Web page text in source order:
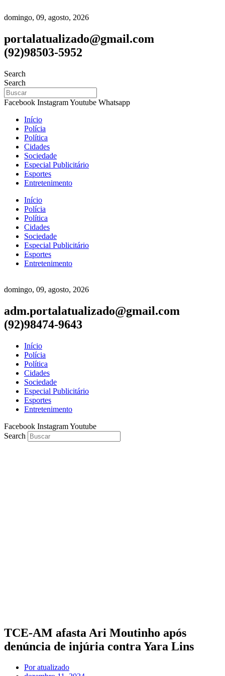
domingo, 09, agosto, 2026
portalatualizado@gmail.com
(92)98503-5952
Search
Search
Facebook InstagramYoutube Whatsapp
Início
Polícia
Política
Cidades
Sociedade
Especial Publicitário
Esportes
Entretenimento
Início
Polícia
Política
Cidades
Sociedade
Especial Publicitário
Esportes
Entretenimento
domingo, 09, agosto, 2026
adm.portalatualizado@gmail.com
(92)98474-9643
Início
Polícia
Política
Cidades
Sociedade
Especial Publicitário
Esportes
Entretenimento
Facebook InstagramYoutube
Search
TCE-AM afasta Ari Moutinho após
denúncia de injúria contra Yara Lins
Poratualizado